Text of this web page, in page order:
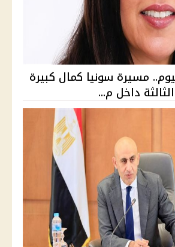
مسيرة سونيا كمال كبيرة
داخل م...